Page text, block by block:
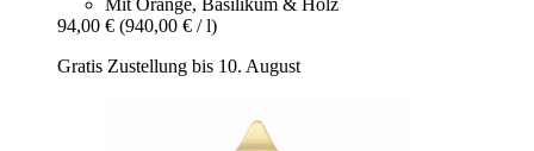
Mit Orange, Basilikum & Holz
94,00 € (940,00 € / l)
Gratis Zustellung bis 10. August